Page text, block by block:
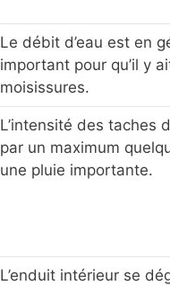
Le débit d’eau est en
important pour qu’il y
moisissures.
L’intensité des taches
par un maximum
une pluie importante.
L’enduit intérieur se